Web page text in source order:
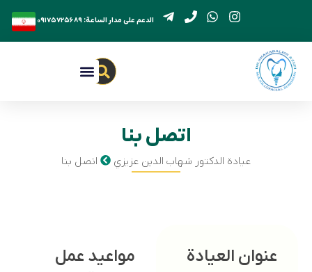
الدعم على مدار الساعة: ۰۹۱۷۵۷۲۵۶۸۹
اتصل بنا
عيادة الدكتور شهاب الدين عزيزي اتصل بنا
العيادة
مواعيد عمل